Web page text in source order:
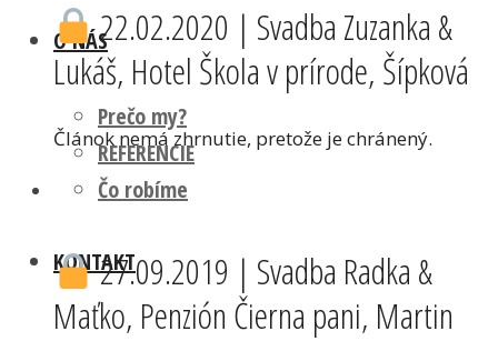
O NÁS
Prečo my?
REFERENCIE
Čo robíme
KONTAKT
22.02.2020 | Svadba Zuzanka &
Lukáš, Hotel Škola v prírode, Šípková
Článok nemá zhrnutie, pretože je chránený.
27.09.2019 | Svadba Radka &
Maťko, Penzión Čierna pani, Martin